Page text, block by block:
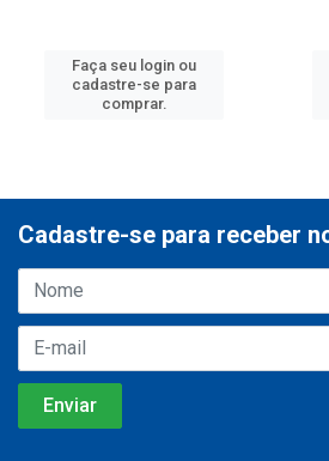
Faça seu login ou
cadastre-se para
comprar.
Cadastre-se para receber